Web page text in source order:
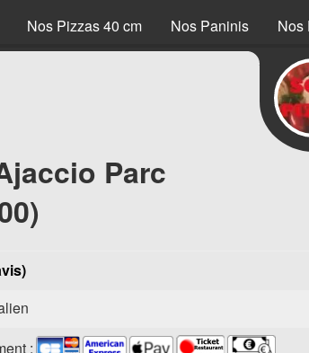
Nos Pizzas 40 cm Nos Paninis Nos
Parc
: